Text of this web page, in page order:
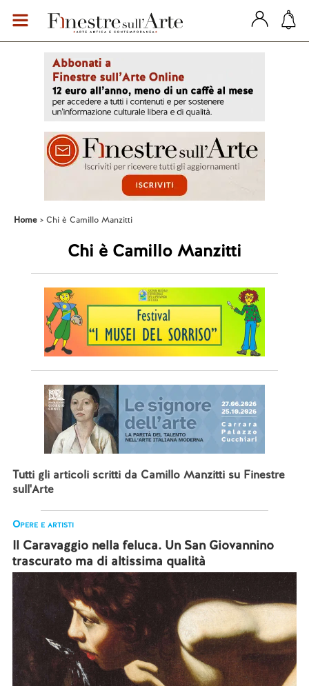
Home Chi è Camillo Manzitti
Chi è Camillo Manzitti
Tutti gli articoli scritti da Camillo Manzitti su Finestre
sull'Arte
Opere e artisti
Il Caravaggio nella feluca. Un San Giovannino
trascurato ma di altissima qualità